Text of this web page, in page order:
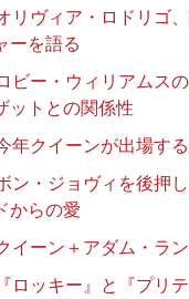
リヴィア・ロドリゴ
ーを語る
ビー・ウィリアムス
ットとの関係性
年クイーンが出場す
ン・ジョヴィを後押
からの愛
イーン＋アダム・ラ
ロッキー』と『プリ